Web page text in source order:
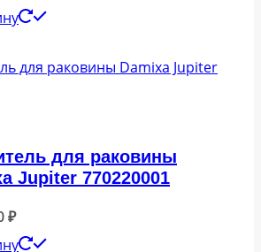
для раковины
Jupiter 770220001
₽